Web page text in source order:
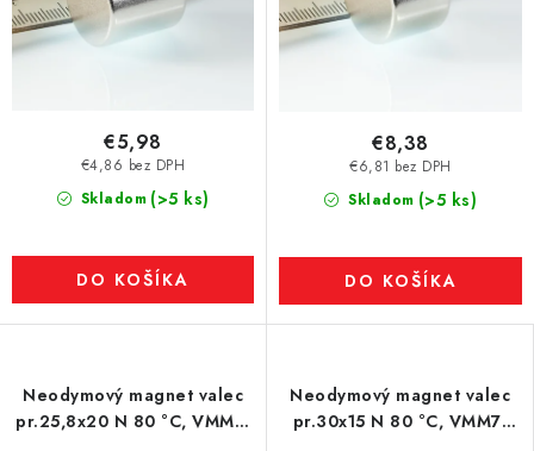
Skladom (>5 ks)
€4,86 bez DPH
€5,98
DO KOŠÍKA
Skladom (>5 ks)
€6,81 bez DPH
€8,38
DO KOŠÍKA
Neodymový magnet valec
pr.25,8x20 N 80 °C, VMM7-
Neodymový magnet valec
pr.30x15 N 80 °C, VMM7-